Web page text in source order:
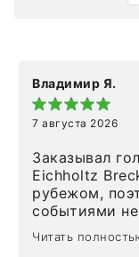
Владимир Я.
7 августа 2026
Заказывал
Eichholtz
рубежом,
событиями
Но
Читать